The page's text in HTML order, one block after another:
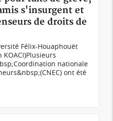
s'insurgent et
de droits de
Félix-Houaphouët
KOACI)Plusieurs
nationale
ont été